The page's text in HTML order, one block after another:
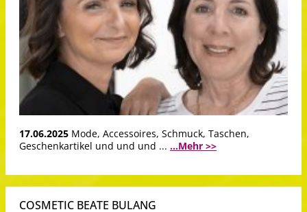
17.06.2025 Mode, Accessoires, Schmuck, Taschen,
Geschenkartikel und und und ... ...Mehr >>
COSMETIC BEATE BULANG